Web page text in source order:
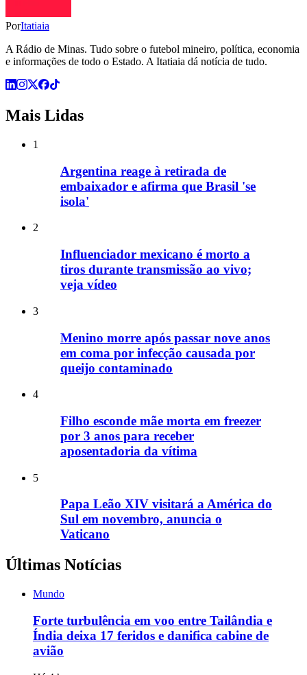
PorItatiaia
A Rádio de Minas. Tudo sobre o futebol mineiro, política, economia
e informações de todo o Estado. A Itatiaia dá notícia de tudo.
Mais Lidas
1
Argentina reage à retirada de
embaixador e afirma que Brasil 'se
isola'
2
Influenciador mexicano é morto a
tiros durante transmissão ao vivo;
veja vídeo
3
Menino morre após passar nove anos
em coma por infecção causada por
queijo contaminado
4
Filho esconde mãe morta em freezer
por 3 anos para receber
aposentadoria da vítima
5
Papa Leão XIV visitará a América do
Sul em novembro, anuncia o
Vaticano
Últimas Notícias
Mundo
Forte turbulência em voo entre Tailândia e
Índia deixa 17 feridos e danifica cabine de
avião